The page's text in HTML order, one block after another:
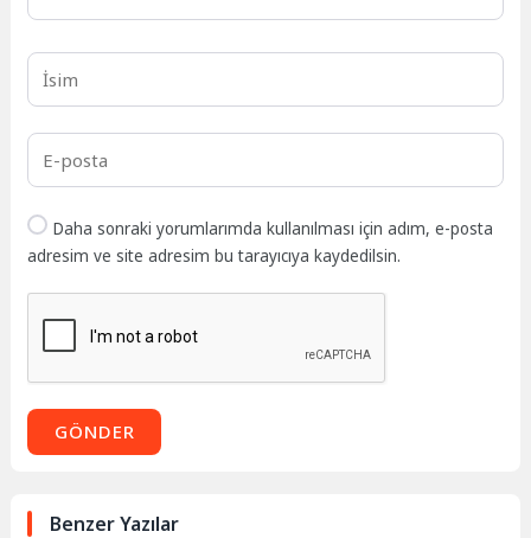
Daha sonraki yorumlarımda kullanılması için adım, e-posta
adresim ve site adresim bu tarayıcıya kaydedilsin.
GÖNDER
Benzer Yazılar